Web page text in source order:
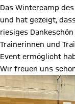
Das Wintercamp
und hat gezeigt,
riesiges
Trainerinnen und
Event ermöglicht
Wir freuen uns